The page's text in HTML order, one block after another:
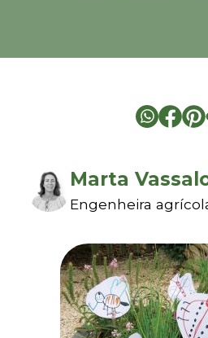
Marta
Engenheira